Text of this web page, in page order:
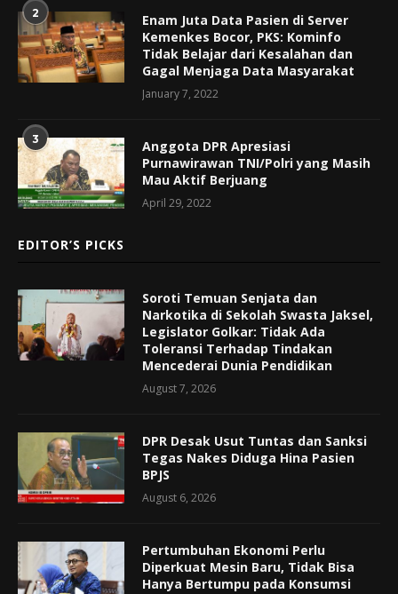
2
Enam Juta Data Pasien di Server
Kemenkes Bocor, PKS: Kominfo
Tidak Belajar dari Kesalahan dan
Gagal Menjaga Data Masyarakat
January 7, 2022
3
Anggota DPR Apresiasi
Purnawirawan TNI/Polri yang Masih
Mau Aktif Berjuang
April 29, 2022
EDITOR’S PICKS
Soroti Temuan Senjata dan
Narkotika di Sekolah Swasta Jaksel,
Legislator Golkar: Tidak Ada
Toleransi Terhadap Tindakan
Mencederai Dunia Pendidikan
August 7, 2026
DPR Desak Usut Tuntas dan Sanksi
Tegas Nakes Diduga Hina Pasien
BPJS
August 6, 2026
Pertumbuhan Ekonomi Perlu
Diperkuat Mesin Baru, Tidak Bisa
Hanya Bertumpu pada Konsumsi